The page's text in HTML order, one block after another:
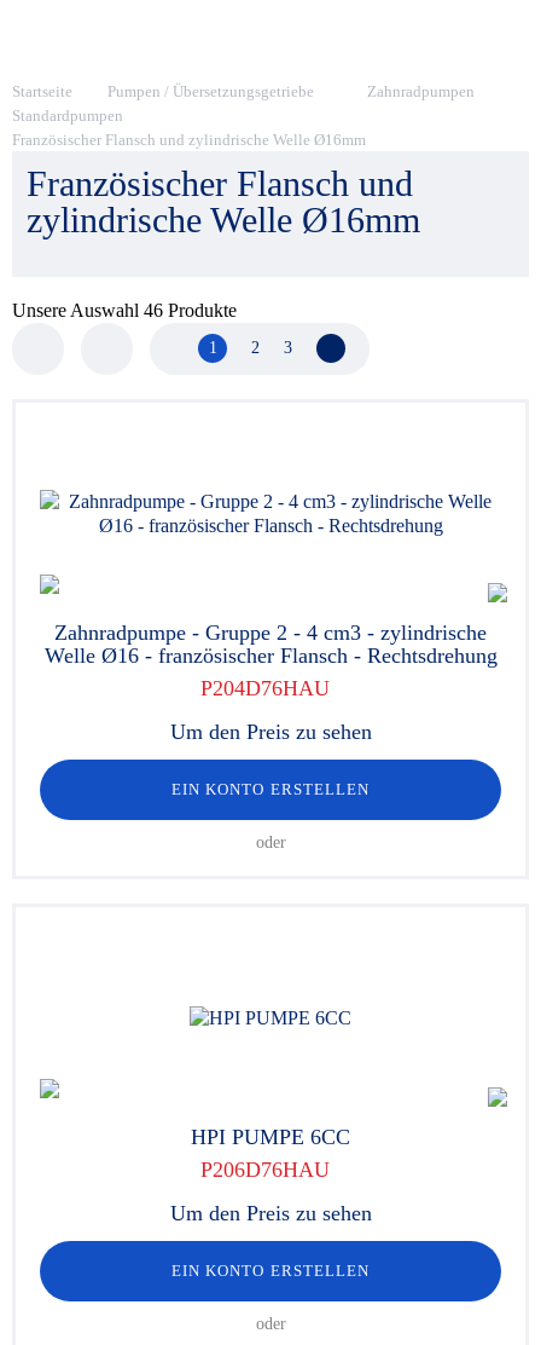
Startseite Pumpen / Übersetzungsgetriebe
Zahnradpumpen
Standardpumpen
Französischer Flansch und zylindrische Welle Ø16mm
Französischer Flansch und
zylindrische Welle Ø16mm
Unsere Auswahl 46 Produkte
1 2 3 Nächste Seite
Zahnradpumpe - Gruppe 2 - 4 cm3 - zylindrische
Welle Ø16 - französischer Flansch - Rechtsdrehung
P204D76HAU
Um den Preis zu sehen
EIN KONTO ERSTELLEN
oder
HPI PUMPE 6CC
P206D76HAU
Um den Preis zu sehen
EIN KONTO ERSTELLEN
oder